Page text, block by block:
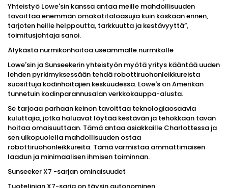
Yhteistyö Lowe'sin kanssa antaa meille mahdollisuuden
tavoittaa enemmän omakotitaloasujia kuin koskaan ennen,
tarjoten heille helppoutta, tarkkuutta ja kestävyyttä”,
toimitusjohtaja sanoi.
Älykästä nurmikonhoitoa useammalle nurmikolle
Lowe'sin ja Sunseekerin yhteistyön myötä yritys kääntää uuden
lehden pyrkimyksessään tehdä robottiruohonleikkureista
suosittuja kodinhoitajien keskuudessa. Lowe's on Amerikan
tunnetuin kodinparannusalan verkkokauppa-alusta.
Se tarjoaa parhaan keinon tavoittaa teknologiaosaavia
kuluttajia, jotka haluavat löytää kestävän ja tehokkaan tavan
hoitaa omaisuuttaan. Tämä antaa asiakkaille Charlottessa ja
sen ulkopuolella mahdollisuuden ostaa
robottiruohonleikkureita. Tämä varmistaa ammattimaisen
laadun ja minimaalisen ihmisen toiminnan.
Sunseeker X7 -sarjan ominaisuudet